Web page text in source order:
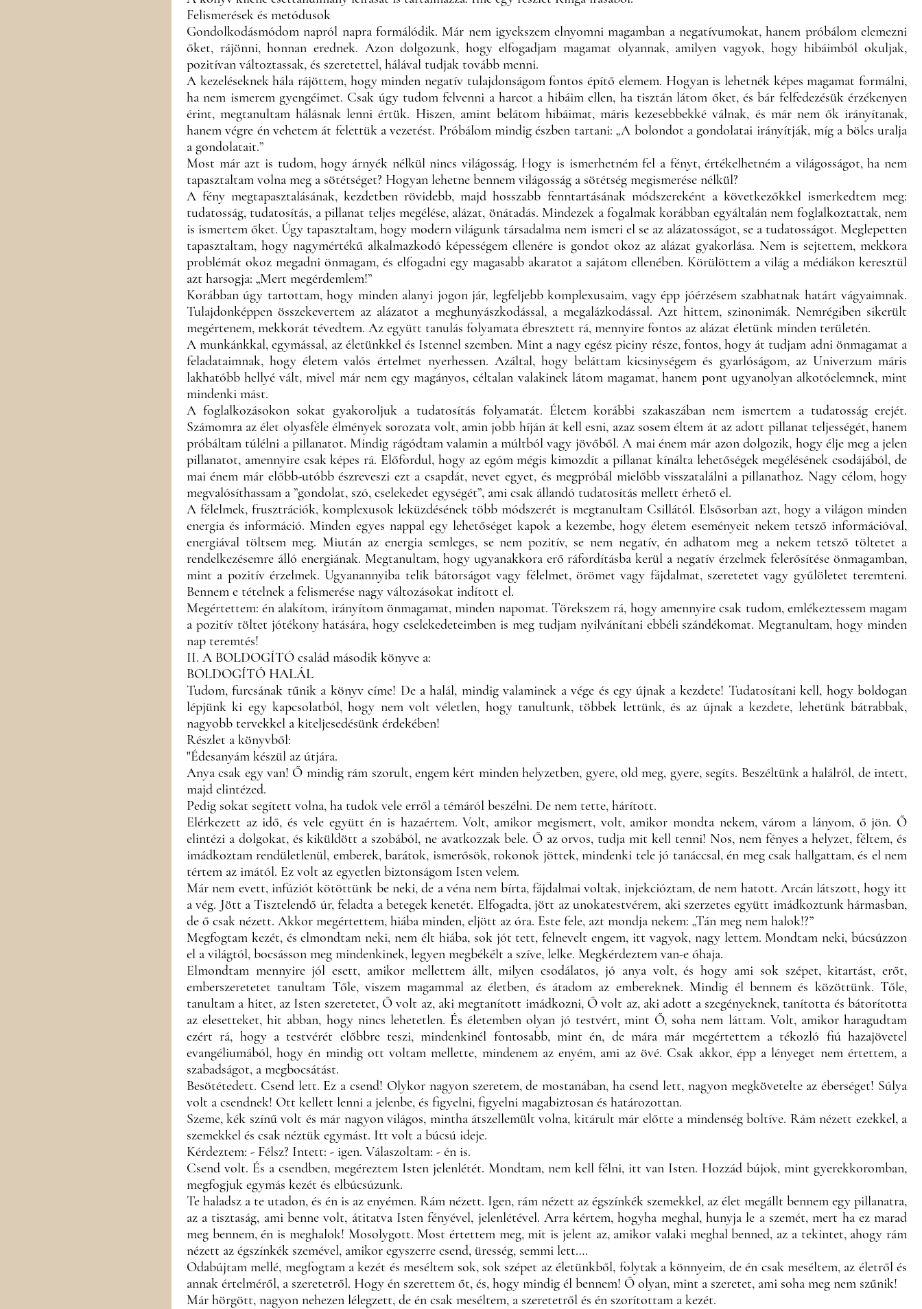
Felismerések és metódusok
Gondolkodásmódom napról napra formálódik. Már nem igyekszem elnyomni magamban a negatívumokat, hanem próbálom elemezni
őket, rájönni, honnan erednek. Azon dolgozunk, hogy elfogadjam magamat olyannak, amilyen vagyok, hogy hibáimból okuljak,
pozitívan változtassak, és szeretettel, hálával tudjak tovább menni.
A kezeléseknek hála rájöttem, hogy minden negatív tulajdonságom fontos építő elemem. Hogyan is lehetnék képes magamat formálni,
ha nem ismerem gyengéimet. Csak úgy tudom felvenni a harcot a hibáim ellen, ha tisztán látom őket, és bár felfedezésük érzékenyen
érint, megtanultam hálásnak lenni értük. Hiszen, amint belátom hibáimat, máris kezesebbekké válnak, és már nem ők irányítanak,
hanem végre én vehetem át felettük a vezetést. Próbálom mindig észben tartani: „A bolondot a gondolatai irányítják, míg a bölcs uralja
a gondolatait.”
Most már azt is tudom, hogy árnyék nélkül nincs világosság. Hogy is ismerhetném fel a fényt, értékelhetném a világosságot, ha nem
tapasztaltam volna meg a sötétséget? Hogyan lehetne bennem világosság a sötétség megismerése nélkül?
A fény megtapasztalásának, kezdetben rövidebb, majd hosszabb fenntartásának módszereként a következőkkel ismerkedtem meg:
tudatosság, tudatosítás, a pillanat teljes megélése, alázat, önátadás. Mindezek a fogalmak korábban egyáltalán nem foglalkoztattak, nem
is ismertem őket. Úgy tapasztaltam, hogy modern világunk társadalma nem ismeri el se az alázatosságot, se a tudatosságot. Meglepetten
tapasztaltam, hogy nagymértékű alkalmazkodó képességem ellenére is gondot okoz az alázat gyakorlása. Nem is sejtettem, mekkora
problémát okoz megadni önmagam, és elfogadni egy magasabb akaratot a sajátom ellenében. Körülöttem a világ a médiákon keresztül
azt harsogja: „Mert megérdemlem!”
Korábban úgy tartottam, hogy minden alanyi jogon jár, legfeljebb komplexusaim, vagy épp jóérzésem szabhatnak határt vágyaimnak.
Tulajdonképpen összekevertem az alázatot a meghunyászkodással, a megalázkodással. Azt hittem, szinonimák. Nemrégiben sikerült
megértenem, mekkorát tévedtem. Az együtt tanulás folyamata ébresztett rá, mennyire fontos az alázat életünk minden területén.
A munkánkkal, egymással, az életünkkel és Istennel szemben. Mint a nagy egész piciny része, fontos, hogy át tudjam adni önmagamat a
feladataimnak, hogy életem valós értelmet nyerhessen. Azáltal, hogy beláttam kicsinységem és gyarlóságom, az Univerzum máris
lakhatóbb hellyé vált, mivel már nem egy magányos, céltalan valakinek látom magamat, hanem pont ugyanolyan alkotóelemnek, mint
mindenki mást.
A foglalkozásokon sokat gyakoroljuk a tudatosítás folyamatát. Életem korábbi szakaszában nem ismertem a tudatosság erejét.
Számomra az élet olyasféle élmények sorozata volt, amin jobb híján át kell esni, azaz sosem éltem át az adott pillanat teljességét, hanem
próbáltam túlélni a pillanatot. Mindig rágódtam valamin a múltból vagy jövőből. A mai énem már azon dolgozik, hogy élje meg a jelen
pillanatot, amennyire csak képes rá. Előfordul, hogy az egóm mégis kimozdít a pillanat kínálta lehetőségek megélésének csodájából, de
mai énem már előbb-utóbb észreveszi ezt a csapdát, nevet egyet, és megpróbál mielőbb visszatalálni a pillanathoz. Nagy célom, hogy
megvalósíthassam a ”gondolat, szó, cselekedet egységét”, ami csak állandó tudatosítás mellett érhető el.
A félelmek, frusztrációk, komplexusok leküzdésének több módszerét is megtanultam Csillától. Elsősorban azt, hogy a világon minden
energia és információ. Minden egyes nappal egy lehetőséget kapok a kezembe, hogy életem eseményeit nekem tetsző információval,
energiával töltsem meg. Miután az energia semleges, se nem pozitív, se nem negatív, én adhatom meg a nekem tetsző töltetet a
rendelkezésemre álló energiának. Megtanultam, hogy ugyanakkora erő ráfordításba kerül a negatív érzelmek felerősítése önmagamban,
mint a pozitív érzelmek. Ugyanannyiba telik bátorságot vagy félelmet, örömet vagy fájdalmat, szeretetet vagy gyűlöletet teremteni.
Bennem e tételnek a felismerése nagy változásokat indított el.
Megértettem: én alakítom, irányítom önmagamat, minden napomat. Törekszem rá, hogy amennyire csak tudom, emlékeztessem magam
a pozitív töltet jótékony hatására, hogy cselekedeteimben is meg tudjam nyilvánítani ebbéli szándékomat. Megtanultam, hogy minden
nap teremtés!
II. A BOLDOGÍTÓ család második könyve a:
BOLDOGÍTÓ HALÁL
Tudom, furcsának tűnik a könyv címe! De a halál, mindig valaminek a vége és egy újnak a kezdete! Tudatosítani kell, hogy boldogan
lépjünk ki egy kapcsolatból, hogy nem volt véletlen, hogy tanultunk, többek lettünk, és az újnak a kezdete, lehetünk bátrabbak,
nagyobb tervekkel a kiteljesedésünk érdekében!
Részlet a könyvből:
"Édesanyám készül az útjára.
Anya csak egy van! Ő mindig rám szorult, engem kért minden helyzetben, gyere, old meg, gyere, segíts. Beszéltünk a halálról, de intett,
majd elintézed.
Pedig sokat segített volna, ha tudok vele erről a témáról beszélni. De nem tette, hárított.
Elérkezett az idő, és vele együtt én is hazaértem. Volt, amikor megismert, volt, amikor mondta nekem, várom a lányom, ő jön. Ő
elintézi a dolgokat, és kiküldött a szobából, ne avatkozzak bele. Ő az orvos, tudja mit kell tenni! Nos, nem fényes a helyzet, féltem, és
imádkoztam rendületlenül, emberek, barátok, ismerősök, rokonok jöttek, mindenki tele jó tanáccsal, én meg csak hallgattam, és el nem
tértem az imától. Ez volt az egyetlen biztonságom Isten velem.
Már nem evett, infúziót kötöttünk be neki, de a véna nem bírta, fájdalmai voltak, injekcióztam, de nem hatott. Arcán látszott, hogy itt
a vég. Jött a Tisztelendő úr, feladta a betegek kenetét. Elfogadta, jött az unokatestvérem, aki szerzetes együtt imádkoztunk hármasban,
de ő csak nézett. Akkor megértettem, hiába minden, eljött az óra. Este fele, azt mondja nekem: „Tán meg nem halok!?”
Megfogtam kezét, és elmondtam neki, nem élt hiába, sok jót tett, felnevelt engem, itt vagyok, nagy lettem. Mondtam neki, búcsúzzon
el a világtól, bocsásson meg mindenkinek, legyen megbékélt a szíve, lelke. Megkérdeztem van-e óhaja.
Elmondtam mennyire jól esett, amikor mellettem állt, milyen csodálatos, jó anya volt, és hogy ami sok szépet, kitartást, erőt,
emberszeretetet tanultam Tőle, viszem magammal az életben, és átadom az embereknek. Mindig él bennem és közöttünk. Tőle,
tanultam a hitet, az Isten szeretetet, Ő volt az, aki megtanított imádkozni, Ő volt az, aki adott a szegényeknek, tanította és bátorította
az elesetteket, hit abban, hogy nincs lehetetlen. És életemben olyan jó testvért, mint Ő, soha nem láttam. Volt, amikor haragudtam
ezért rá, hogy a testvérét előbbre teszi, mindenkinél fontosabb, mint én, de mára már megértettem a tékozló fiú hazajövetel
evangéliumából, hogy én mindig ott voltam mellette, mindenem az enyém, ami az övé. Csak akkor, épp a lényeget nem értettem, a
szabadságot, a megbocsátást.
Besötétedett. Csend lett. Ez a csend! Olykor nagyon szeretem, de mostanában, ha csend lett, nagyon megkövetelte az éberséget! Súlya
volt a csendnek! Ott kellett lenni a jelenbe, és figyelni, figyelni magabiztosan és határozottan.
Szeme, kék színű volt és már nagyon világos, mintha átszellemült volna, kitárult már előtte a mindenség boltíve. Rám nézett ezekkel, a
szemekkel és csak néztük egymást. Itt volt a búcsú ideje.
Kérdeztem: - Félsz? Intett: - igen. Válaszoltam: - én is.
Csend volt. És a csendben, megéreztem Isten jelenlétét. Mondtam, nem kell félni, itt van Isten. Hozzád bújok, mint gyerekkoromban,
megfogjuk egymás kezét és elbúcsúzunk.
Te haladsz a te utadon, és én is az enyémen. Rám nézett. Igen, rám nézett az égszínkék szemekkel, az élet megállt bennem egy pillanatra,
az a tisztaság, ami benne volt, átitatva Isten fényével, jelenlétével. Arra kértem, hogyha meghal, hunyja le a szemét, mert ha ez marad
meg bennem, én is meghalok! Mosolygott. Most értettem meg, mit is jelent az, amikor valaki meghal benned, az a tekintet, ahogy rám
nézett az égszínkék szemével, amikor egyszerre csend, üresség, semmi lett….
Odabújtam mellé, megfogtam a kezét és meséltem sok, sok szépet az életünkből, folytak a könnyeim, de én csak meséltem, az életről és
annak értelméről, a szeretetről. Hogy én szerettem őt, és, hogy mindig él bennem! Ő olyan, mint a szeretet, ami soha meg nem szűnik!
Már hörgött, nagyon nehezen lélegzett, de én csak meséltem, a szeretetről és én szorítottam a kezét.